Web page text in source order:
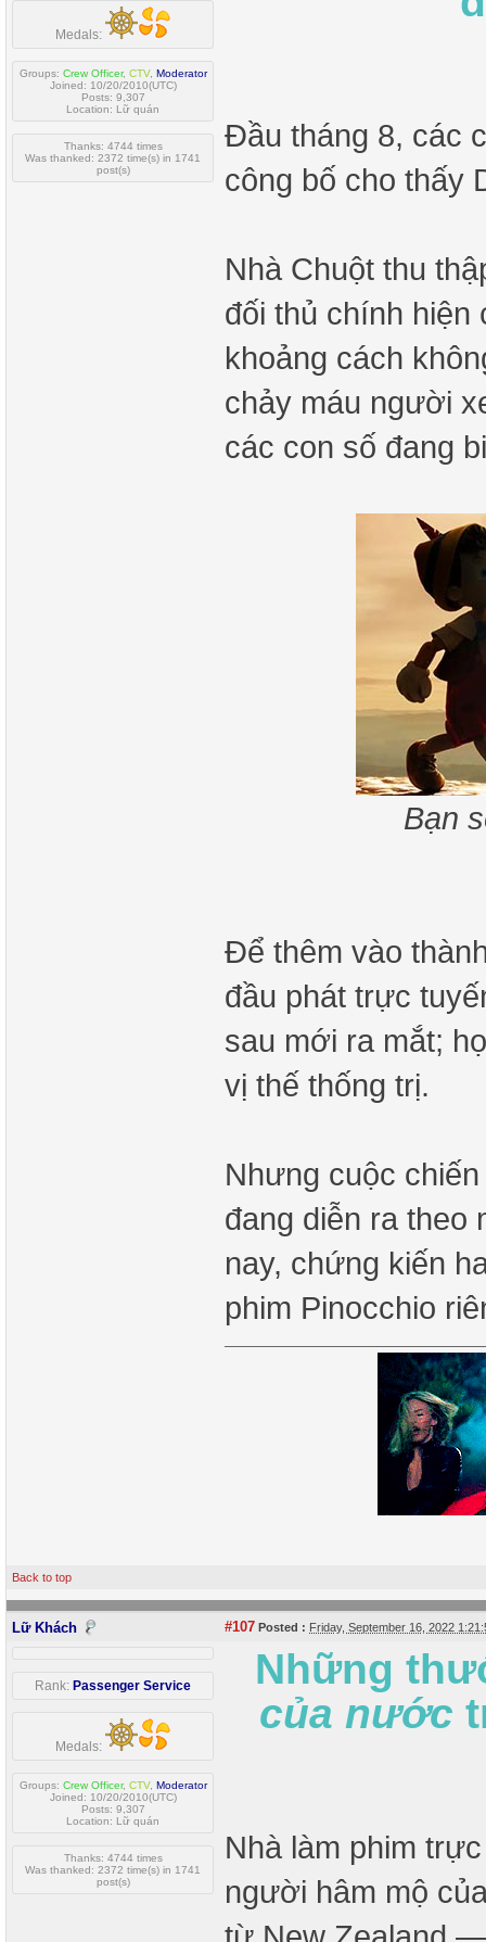
Medals:
Groups: Crew Officer, CTV, Moderator
Joined: 10/20/2010(UTC)
Posts: 9,307
Location: Lữ quán
Thanks: 4744 times
Was thanked: 2372 time(s) in 1741
post(s)
Đầu tháng 8, các
công bố cho thấy
Nhà Chuột thu
đối thủ chính
khoảng cách
chảy máu người
các con số đang
Bạn
Để thêm vào
đầu phát trực
sau mới ra mắt;
vị thế thống trị.
Nhưng cuộc
đang diễn ra theo
nay, chứng kiến
phim Pinocchio
Back to top
Lữ Khách #107 Posted : Friday, September 16, 2022
Rank: Passenger Service
Medals:
Groups: Crew Officer, CTV, Moderator
Joined: 10/20/2010(UTC)
Posts: 9,307
Location: Lữ quán
Thanks: 4744 times
Was thanked: 2372 time(s) in 1741
post(s)
Những
của nước
Nhà làm phim
người hâm mộ